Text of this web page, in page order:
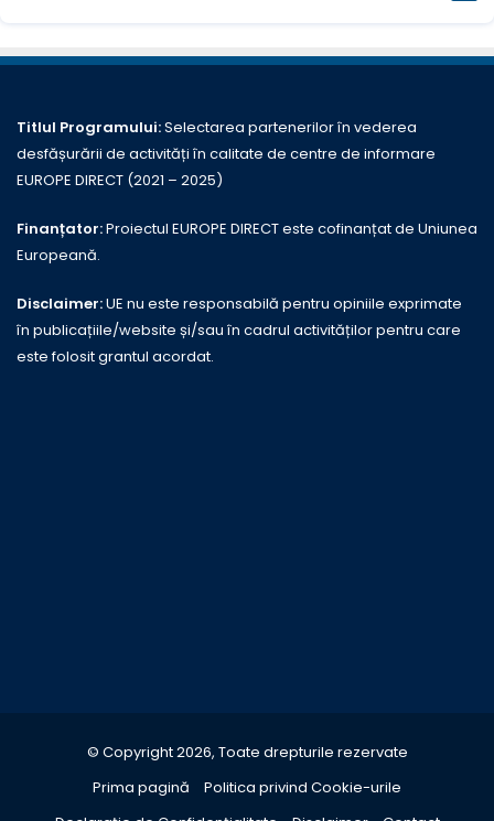
Titlul Programului:Selectarea partenerilor în vederea
desfășurării de activități în calitate de centre de informare
EUROPE DIRECT (2021 – 2025)
Finanțator:Proiectul EUROPE DIRECT este cofinanțat de Uniunea
Europeană.
Disclaimer:UE nu este responsabilă pentru opiniile exprimate
în publicațiile/website și/sau în cadrul activităților pentru care
este folosit grantul acordat.
© Copyright 2026, Toate drepturile rezervate
Prima pagină
Politica privind Cookie-urile